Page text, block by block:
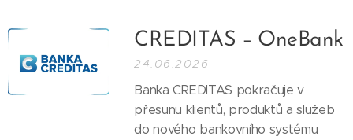
CREDITAS – OneBank
24.06.2026
Banka CREDITAS pokračuje v
přesunu klientů, produktů a služeb
do nového bankovního systému